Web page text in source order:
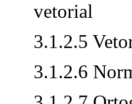
vetorial
3.1.2.5
3.1.2.6